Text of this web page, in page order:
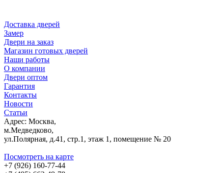
Доставка дверей
Замер
Двери на заказ
Магазин готовых дверей
Наши работы
О компании
Двери оптом
Гарантия
Контакты
Новости
Статьи
Адрес: Москва,
м.Медведково,
ул.Полярная, д.41, стр.1, этаж 1, помещение № 20
Посмотреть на карте
+7 (926) 160-77-44